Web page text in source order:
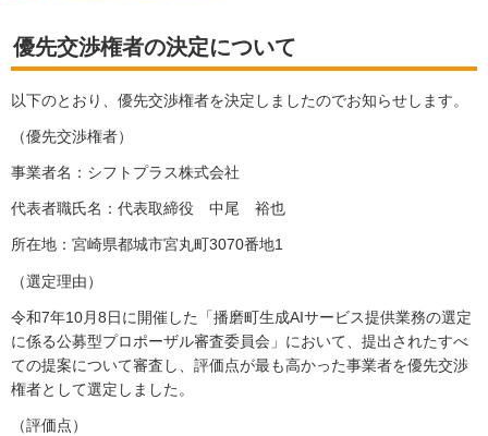
優先交渉権者の決定について
以下のとおり、優先交渉権者を決定しましたのでお知らせします。
（優先交渉権者）
事業者名：シフトプラス株式会社
代表者職氏名：代表取締役 中尾 裕也
所在地：宮崎県都城市宮丸町3070番地1
（選定理由）
令和7年10月8日に開催した「播磨町生成AIサービス提供業務の選定
に係る公募型プロポーザル審査委員会」において、提出されたすべ
ての提案について審査し、評価点が最も高かった事業者を優先交渉
権者として選定しました。
（評価点）